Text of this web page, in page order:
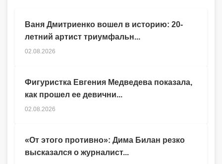
Ваня Дмитриенко вошел в историю: 20-
летний артист триумфальн...
02.08.2026
Фигуристка Евгения Медведева показала,
как прошел ее девични...
02.08.2026
«От этого противно»: Дима Билан резко
высказался о журналист...